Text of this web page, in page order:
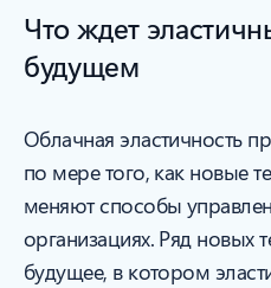
Что ждет
будущем
Облачная эластичность
по мере того, как новые
меняют способы
организациях. Ряд новых
будущее, в котором